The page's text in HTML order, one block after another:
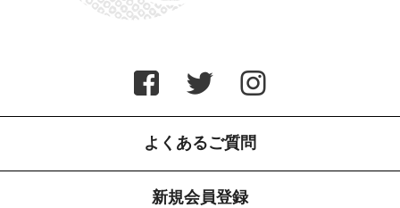
よくあるご質問
新規会員登録